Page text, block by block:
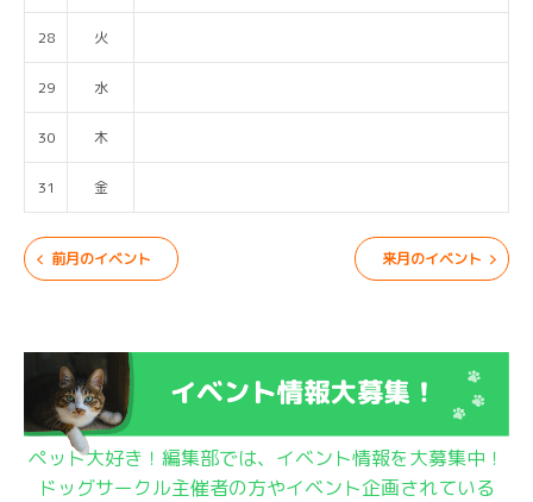
28 火
29 水
30 木
31 金
前月のイベント 来月のイベント
ペット大好き！編集部では、イベント情報を大募集中！
ドッグサークル主催者の方やイベント企画されている